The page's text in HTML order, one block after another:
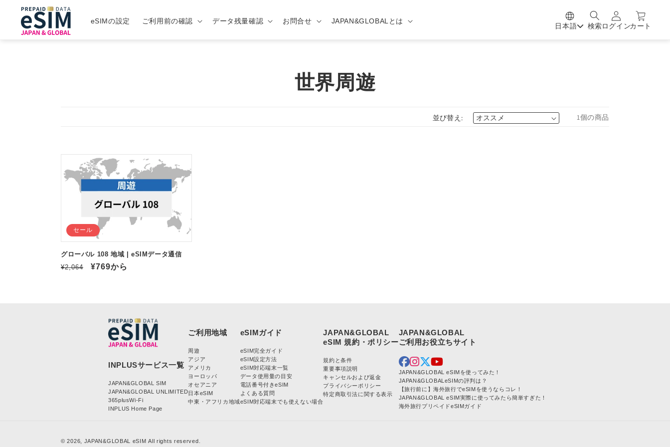
eSIMの設定 ご利用前の確認 データ残量確認 お問合せ JAPAN&GLOBALとは
日本語 検索ログインカート
コ
世界周遊
並び替え: 1個の商品
セール
グローバル 108 地域 | eSIMデータ通信
通
¥2,064
セ
¥769から
JAPAN&GLOBAL SIM
JAPAN&GLOBAL UNLIMITED
365plusWi-Fi
INPLUS Home Page
周遊
アジア
アメリカ
ヨーロッパ
オセアニア
日本eSIM
中東・アフリカ地域
eSIM完全ガイド
eSIM設定方法
eSIM対応端末一覧
データ使用量の目安
電話番号付きeSIM
よくある質問
eSIM対応端末でも使えない場合
JAPAN&GLOBAL
規約と条件
重要事項説明
キャンセルおよび返金
プライバシーポリシー
特定商取引法に関する表示
JAPAN&GLOBAL
JAPAN&GLOBAL eSIMを使ってみた！
JAPAN&GLOBALeSIMの評判は？
【旅行前に】海外旅行でeSIMを使うならコレ！
JAPAN&GLOBAL eSIM実際に使ってみたら簡単すぎた！
海外旅行プリペイドeSIMガイド
© 2026, JAPAN&GLOBAL eSIM All rights reserved.